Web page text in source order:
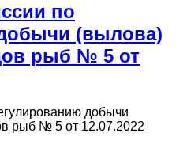
по
(вылова)
рыб № 5 от
добычи
рыб № 5 от 12.07.2022